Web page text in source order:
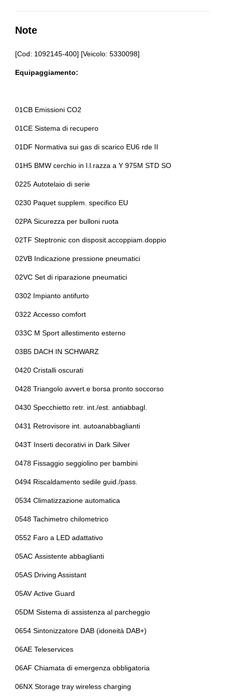
Cambio automatico
Illuminazione bagagliaio
Indicatore cambio marcia
Interni in tessuto
Kit riparazione pneumatici / tirefit
Luci di emergenza
Pacchetto sicurezza
Personalizzazione colori esterni
Personalizzazioni linea e stile
Portabicchiere
Presa 12v aggiuntiva
Protezione motore
Radar
Radio dab
Regolatore di velocità - cruise control
Sedile riscaldato lato guidatore
Sedili anteriori regolabili
Selettore stile di guida
Servosterzo
Sistema di chiamata d'emergenza
Sistema di riconoscimento stanchezza guidatore
Altoparlanti 6
Chiavi e telecomandi
Climatizzatore
Climatizzatore automatico a due zone
Controllo della stabilità
Controllo della trazione
Cornering brake control
Differenziale autobloccante elettronico
Fari a led
Fari automatici e sensore pioggia
Fissaggi isofix
Freno di stazionamento elettrico
Illuminazione abitacolo
Illuminazione ambientale
Illuminazione bagagliaio
Impianto di scarico
Indicatore pressione pneumatici
Interni in tessuto
Kit riparazione pneumatici / tirefit
Note
[Cod: 1092145-400] [Veicolo: 5330098]
Equipaggiamento:
01CB Emissioni CO2
01CE Sistema di recupero
01DF Normativa sui gas di scarico EU6 rde II
01H5 BMW cerchio in l.l.razza a Y 975M STD SO
0225 Autotelaio di serie
0230 Paquet supplem. specifico EU
02PA Sicurezza per bulloni ruota
02TF Steptronic con disposit.accoppiam.doppio
02VB Indicazione pressione pneumatici
02VC Set di riparazione pneumatici
0302 Impianto antifurto
0322 Accesso comfort
033C M Sport allestimento esterno
03B5 DACH IN SCHWARZ
0420 Cristalli oscurati
0428 Triangolo avvert.e borsa pronto soccorso
0430 Specchietto retr. int./est. antiabbagl.
0431 Retrovisore int. autoanabbaglianti
043T Inserti decorativi in Dark Silver
0478 Fissaggio seggiolino per bambini
0494 Riscaldamento sedile guid./pass.
0534 Climatizzazione automatica
0548 Tachimetro chilometrico
0552 Faro a LED adattativo
05AC Assistente abbaglianti
05AS Driving Assistant
05AV Active Guard
05DM Sistema di assistenza al parcheggio
0654 Sintonizzatore DAB (idoneità DAB+)
06AE Teleservices
06AF Chiamata di emergenza obbligatoria
06NX Storage tray wireless charging